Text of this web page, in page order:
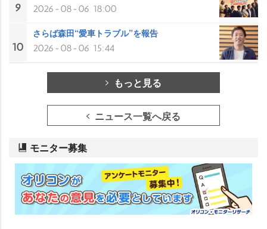
9 2026-08-06 18:00
10
さらば森田“愛車トラブル”を報告
2026-08-06 15:44
もっと見る
ニュース一覧へ戻る
モニター募集